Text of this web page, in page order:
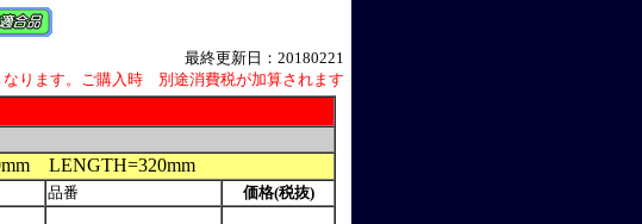
最終更新日：20180221
なります。ご購入時 別途消費税が加算されます
LENGTH=320mm
品番 価格(税抜)